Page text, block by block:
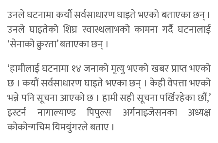
उनले घटनामा कर्यौ सर्वसाधारण घाइते भएको बताएका छन् ।
उनले घाइतेको शिघ्र स्वास्थलाभको कामना गर्दै घटनालाई
‘सेनाको क्रुरता’ बताएका छन् ।
‘हामीलाई घटनामा १४ जनाको मृत्यु भएको खबर प्राप्त भएको
छ । कयौं सर्वसाधारण घाइते भएका छन् । केही वेपत्ता भएको
भन्ने पनि सूचना आएको छ । हामी सही सूचना पर्खिरहेका छौं,’
इस्टर्न नागाल्याण्ड पिपुल्स अर्गनाइजेसनका अध्यक्ष
कोकोन्गचिम यिमयुंगरले बताए ।